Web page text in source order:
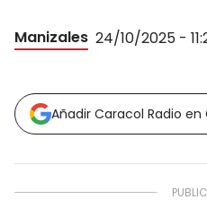
Manizales 24/10/2025 -
Añadir Caracol Radio en